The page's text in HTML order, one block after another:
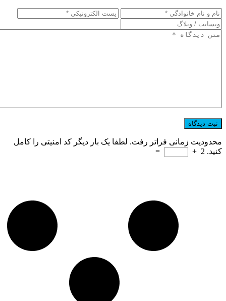
محدودیت زمانی فراتر رفت. لطفا یک بار دیگر کد امنیتی را کامل
کنید. 2
+
=